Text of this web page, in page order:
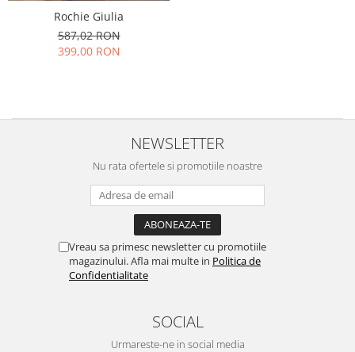
Rochie Giulia
587,02 RON
399,00 RON
NEWSLETTER
Nu rata ofertele si promotiile noastre
Vreau sa primesc newsletter cu promotiile
magazinului. Afla mai multe in Politica de
Confidentialitate
SOCIAL
Urmareste-ne in social media